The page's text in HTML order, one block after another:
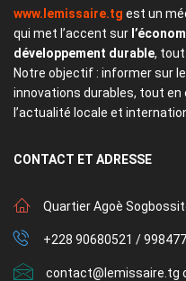
www.lemissaire.tg est un
qui met l’accent sur
développement durable, tout
Notre objectif : informer sur
innovations durables, tout
l’actualité locale et
CONTACT ET ADRESSE
Quartier Agoè
+228 90680521 /
contact@lemissaire.tg